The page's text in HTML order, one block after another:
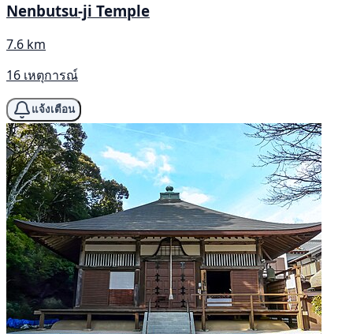
Nenbutsu-ji Temple
7.6 km
16 เหตุการณ์
แจ้งเตือน